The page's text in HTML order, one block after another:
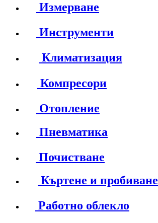
Измерване
Инструменти
Климатизация
Компресори
Отопление
Пневматика
Почистване
Къртене и пробиване
Работно облекло